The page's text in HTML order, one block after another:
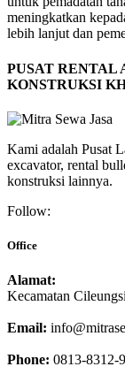
meningkatkan
lebih lanjut dan
PUSAT RENTAL
KONSTRUKSI
Kami adalah Pusat
excavator, rental
konstruksi lainnya.
Follow:
Office
Alamat:
Kecamatan
Email:
Phone: 0813-8312-